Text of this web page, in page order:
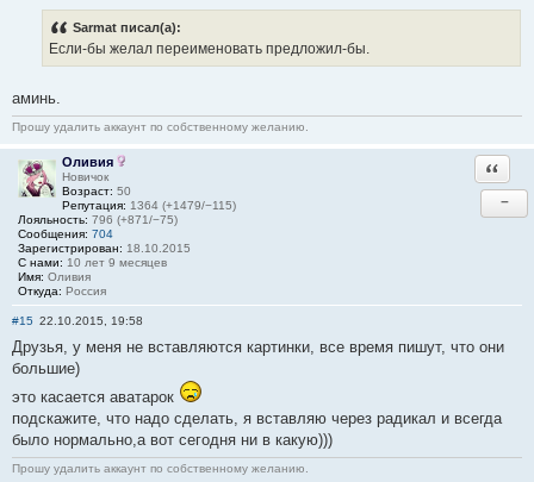
Sarmat писал(а):
Если-бы желал переименовать предложил-бы.
аминь.
Прошу удалить аккаунт по собственному желанию.
Оливия
Новичок
Возраст: 50
Репутация: 1364 (+1479/−115)
Лояльность: 796 (+871/−75)
Сообщения: 704
Зарегистрирован: 18.10.2015
С нами: 10 лет 9 месяцев
Имя: Оливия
Откуда: Россия
−
#15 22.10.2015, 19:58
Друзья, у меня не вставляются картинки, все время пишут, что они
большие)
это касается аватарок
подскажите, что надо сделать, я вставляю через радикал и всегда
было нормально,а вот сегодня ни в какую)))
Прошу удалить аккаунт по собственному желанию.